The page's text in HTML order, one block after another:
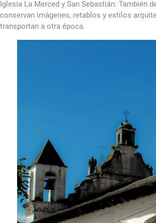
Iglesia La Merced y San Sebastián: También
conservan imágenes, retablos y estilos
transportan a otra época.